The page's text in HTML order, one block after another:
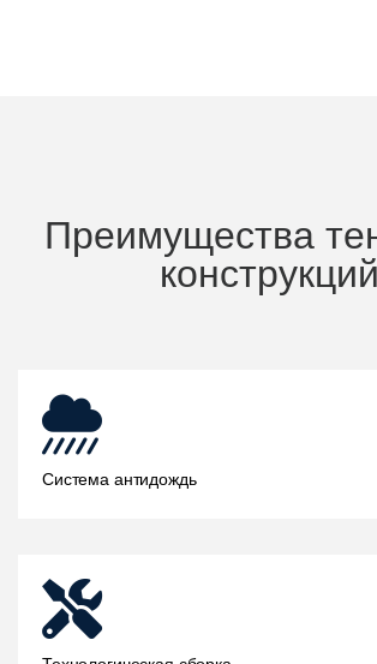
Преимущества
конструкций
Система антидождь